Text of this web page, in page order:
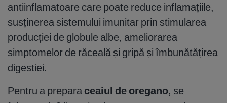
antiinflamatoare care poate reduce inflamațiile,
susținerea sistemului imunitar prin stimularea
producției de globule albe, ameliorarea
simptomelor de răceală și gripă și îmbunătățirea
digestiei.
Pentru a prepara ceaiul de oregano, se